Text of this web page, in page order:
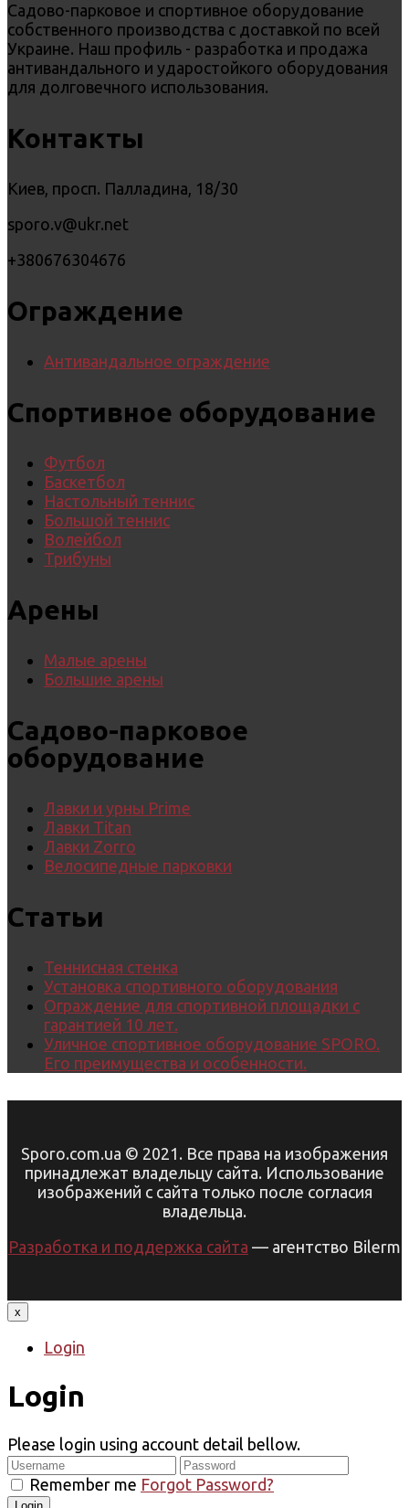
Садово-парковое и спортивное оборудование
собственного производства с доставкой по всей
Украине. Наш профиль - разработка и продажа
антивандального и ударостойкого оборудования
для долговечного использования.
Контакты
Киев, просп. Палладина, 18/30
sporo.v@ukr.net
+380676304676
Ограждение
Антивандальное ограждение
Спортивное оборудование
Футбол
Баскетбол
Настольный теннис
Большой теннис
Волейбол
Трибуны
Арены
Малые арены
Большие арены
Садово-парковое
оборудование
Лавки и урны Prime
Лавки Titan
Лавки Zorro
Велосипедные парковки
Статьи
Теннисная стенка
Установка спортивного оборудования
Ограждение для спортивной площадки с
гарантией 10 лет.
Уличное спортивное оборудование SPORO.
Его преимущества и особенности.
Sporo.com.ua © 2021. Все права на изображения
принадлежат владельцу сайта. Использование
изображений с сайта только после согласия
владельца.
Разработка и поддержка сайта — агентство Bilerm
x
Login
Login
Please login using account detail bellow.
Remember me Forgot Password?